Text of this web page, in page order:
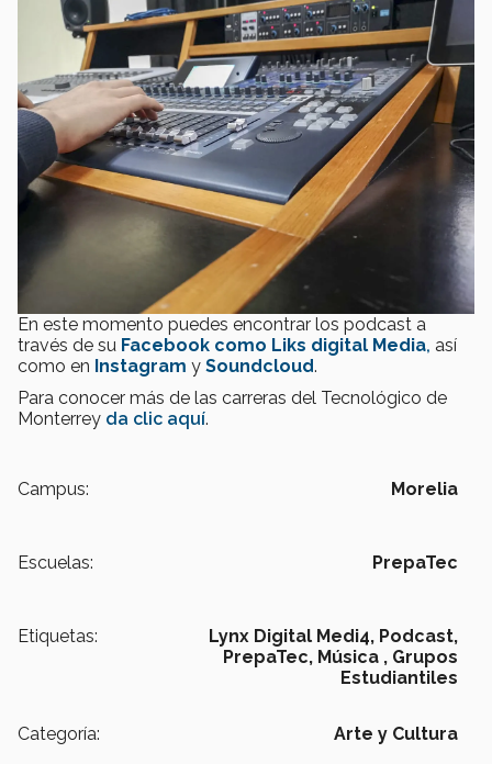
En este momento puedes encontrar los podcast a
través de su Facebook como Liks digital Media, así
como en Instagram y Soundcloud.
Para conocer más de las carreras del Tecnológico de
Monterrey da clic aquí.
Campus: Morelia
Escuelas: PrepaTec
Etiquetas: Lynx Digital Medi4, Podcast,
PrepaTec, Música , Grupos
Estudiantiles
Categoría: Arte y Cultura